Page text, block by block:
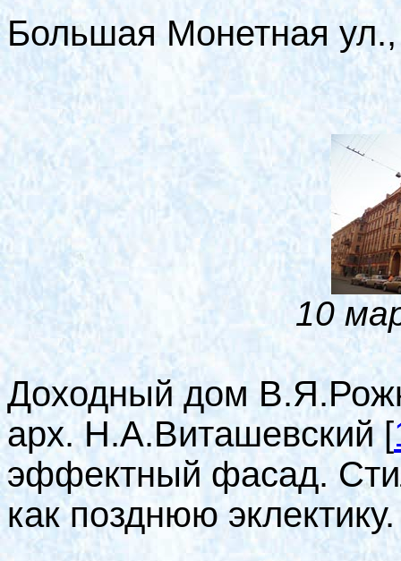
Большая Монетная
10
Доходный дом
арх. Н.А.Виташевский[
эффектный фасад.
как позднюю эклектику.